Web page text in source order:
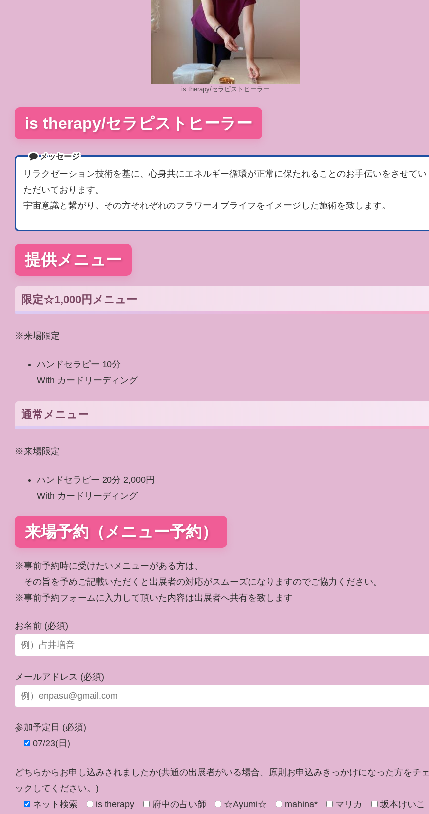
is therapy/セラピストヒーラー
is therapy/セラピストヒーラー
メッセージ
リラクゼーション技術を基に、心身共にエネルギー循環が正常に保たれることのお手伝いをさせてい
ただいております。
宇宙意識と繋がり、その方それぞれのフラワーオブライフをイメージした施術を致します。
提供メニュー
限定☆1,000円メニュー
※来場限定
ハンドセラピー 10分
With カードリーディング
通常メニュー
※来場限定
ハンドセラピー 20分 2,000円
With カードリーディング
来場予約（メニュー予約）
※事前予約時に受けたいメニューがある方は、
その旨を予めご記載いただくと出展者の対応がスムーズになりますのでご協力ください。
※事前予約フォームに入力して頂いた内容は出展者へ共有を致します
お名前 (必須)
メールアドレス (必須)
参加予定日 (必須)
07/23(日)
どちらからお申し込みされましたか(共通の出展者がいる場合、原則お申込みきっかけになった方をチェ
ックしてください。)
ネット検索
is therapy 府中の占い師 ☆Ayumi☆ mahina* マリカ
坂本けいこ